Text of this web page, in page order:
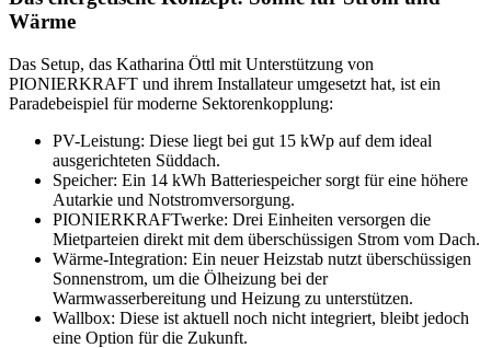
Wärme
Das Setup, das Katharina Öttl mit Unterstützung von
PIONIERKRAFT und ihrem Installateur umgesetzt hat, ist ein
Paradebeispiel für moderne Sektorenkopplung:
PV-Leistung: Diese liegt bei gut 15 kWp auf dem ideal
ausgerichteten Süddach.
Speicher: Ein 14 kWh Batteriespeicher sorgt für eine höhere
Autarkie und Notstromversorgung.
PIONIERKRAFTwerke: Drei Einheiten versorgen die
Mietparteien direkt mit dem überschüssigen Strom vom Dach.
Wärme-Integration: Ein neuer Heizstab nutzt überschüssigen
Sonnenstrom, um die Ölheizung bei der
Warmwasserbereitung und Heizung zu unterstützen.
Wallbox: Diese ist aktuell noch nicht integriert, bleibt jedoch
eine Option für die Zukunft.